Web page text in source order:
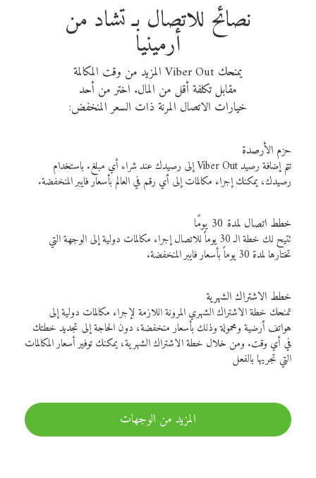
نصائح للاتصال بـ تشاد من
أرمينيا
يمنحك Viber Out المزيد من وقت المكالمة
مقابل تكلفة أقل من المال. اختر من أحد
خيارات الاتصال المرنة ذات السعر المنخفض:
حزم الأرصدة
تتم إضافة رصيد Viber Out إلى رصيدك عند شراء أي مبلغ. باستخدام
رصيدك، يمكنك إجراء مكالمات إلى أي رقم في العالم بأسعار فايبر المنخفضة.
خطط اتصال لمدة 30 يومًا
تتيح لك خطة الـ 30 يوماً للاتصال إجراء مكالمات دولية إلى الوجهة التي
تختارها لمدة 30 يوماً بأسعار فايبر المنخفضة.
خطط الاشتراك الشهرية
تمنحك خطة الاشتراك الشهري المرونة اللازمة لإجراء مكالمات دولية إلى
هواتف أرضية ومحمولة وذلك بأسعار منخفضة، دون الحاجة إلى تجديد خطتك
في أي وقت. ومن خلال خطة الاشتراك الشهرية، يمكنك توفير أسعار المكالمات
التي تجريها بالفعل
المزيد من الوجهات